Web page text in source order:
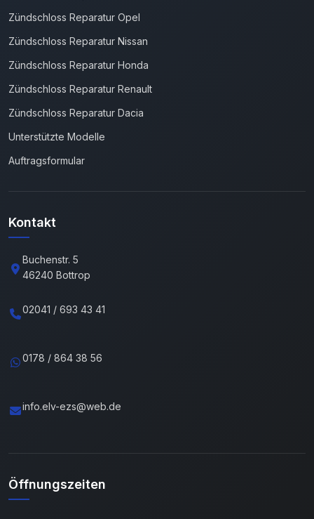
Zündschloss Reparatur Opel
Zündschloss Reparatur Nissan
Zündschloss Reparatur Honda
Zündschloss Reparatur Renault
Zündschloss Reparatur Dacia
Unterstützte Modelle
Auftragsformular
Kontakt
Buchenstr. 5
46240 Bottrop
02041 / 693 43 41
0178 / 864 38 56
info.elv-ezs@web.de
Öffnungszeiten